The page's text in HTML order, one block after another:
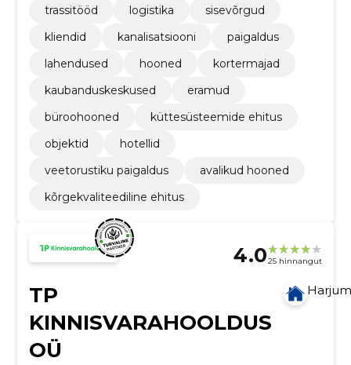
trassitööd
logistika
sisevõrgud
kliendid
kanalisatsiooni
paigaldus
lahendused
hooned
kortermajad
kaubanduskeskused
eramud
büroohooned
küttesüsteemide ehitus
objektid
hotellid
veetorustiku paigaldus
avalikud hooned
kõrgekvaliteediline ehitus
4.025 hinnangut
TP
KINNISVARAHOOLDUS
OÜ